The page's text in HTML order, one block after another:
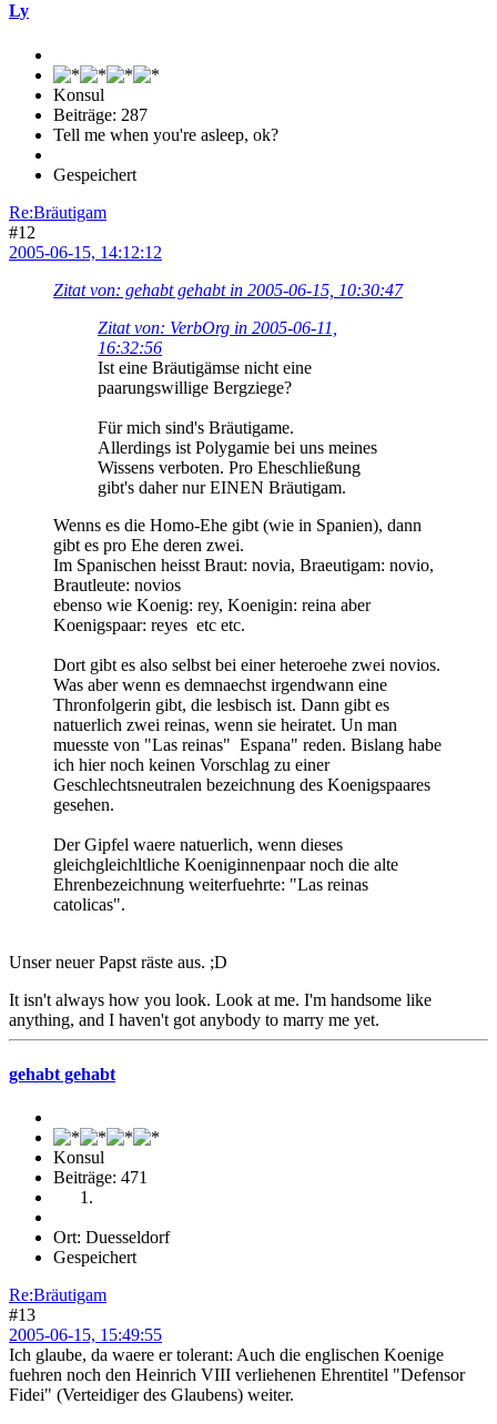
Ly
Konsul
Beiträge: 287
Tell me when you're asleep, ok?
Gespeichert
Re:Bräutigam
#12
2005-06-15, 14:12:12
Zitat von: gehabt gehabt in 2005-06-15, 10:30:47
Zitat von: VerbOrg in 2005-06-11,
16:32:56
Ist eine Bräutigämse nicht eine
paarungswillige Bergziege?
Für mich sind's Bräutigame.
Allerdings ist Polygamie bei uns meines
Wissens verboten. Pro Eheschließung
gibt's daher nur EINEN Bräutigam.
Wenns es die Homo-Ehe gibt (wie in Spanien), dann
gibt es pro Ehe deren zwei.
Im Spanischen heisst Braut: novia, Braeutigam: novio,
Brautleute: novios
ebenso wie Koenig: rey, Koenigin: reina aber
Koenigspaar: reyes etc etc.
Dort gibt es also selbst bei einer heteroehe zwei novios.
Was aber wenn es demnaechst irgendwann eine
Thronfolgerin gibt, die lesbisch ist. Dann gibt es
natuerlich zwei reinas, wenn sie heiratet. Un man
muesste von "Las reinas" Espana" reden. Bislang habe
ich hier noch keinen Vorschlag zu einer
Geschlechtsneutralen bezeichnung des Koenigspaares
gesehen.
Der Gipfel waere natuerlich, wenn dieses
gleichgleichltliche Koeniginnenpaar noch die alte
Ehrenbezeichnung weiterfuehrte: "Las reinas
catolicas".
Unser neuer Papst räste aus. ;D
It isn't always how you look. Look at me. I'm handsome like
anything, and I haven't got anybody to marry me yet.
gehabt gehabt
Konsul
Beiträge: 471
Ort: Duesseldorf
Gespeichert
Re:Bräutigam
#13
2005-06-15, 15:49:55
Ich glaube, da waere er tolerant: Auch die englischen Koenige
fuehren noch den Heinrich VIII verliehenen Ehrentitel "Defensor
Fidei" (Verteidiger des Glaubens) weiter.